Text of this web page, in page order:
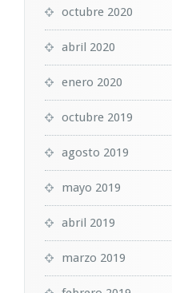
octubre 2020
abril 2020
enero 2020
octubre 2019
agosto 2019
mayo 2019
abril 2019
marzo 2019